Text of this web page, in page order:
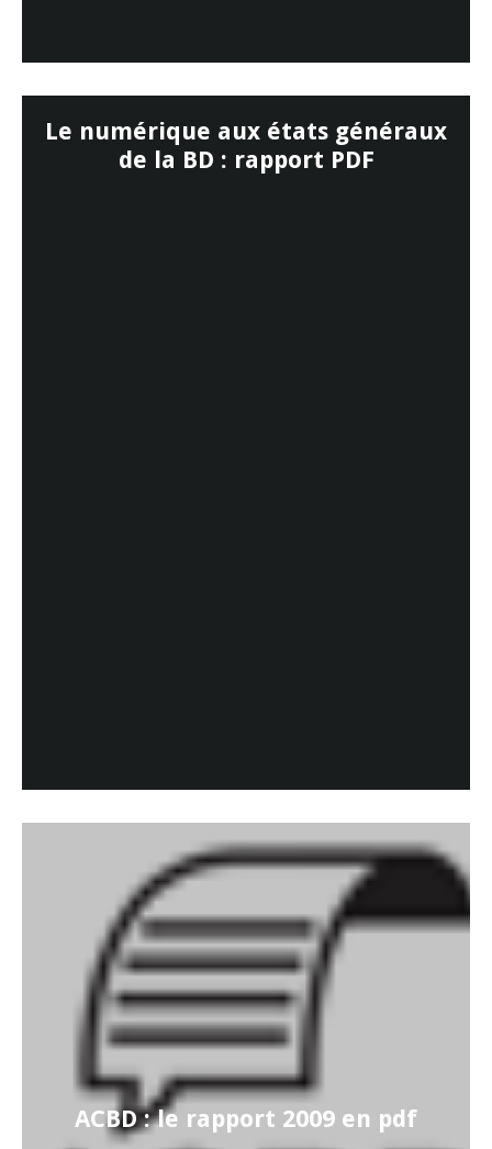
Le numérique aux états généraux
de la BD : rapport PDF
ACBD : le rapport 2009 en pdf